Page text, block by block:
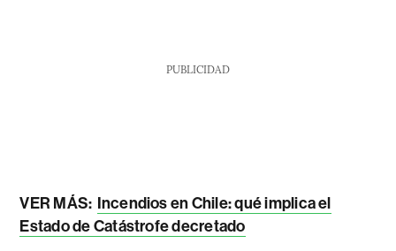
PUBLICIDAD
VER MÁS: Incendios en Chile: qué implica el
Estado de Catástrofe decretado